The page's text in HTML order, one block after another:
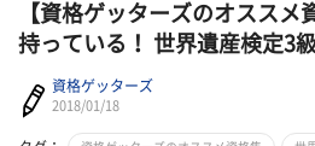
【資格ゲッターズのオススメ
持っている！ 世界遺産検定3
資格ゲッターズ
2018/01/18